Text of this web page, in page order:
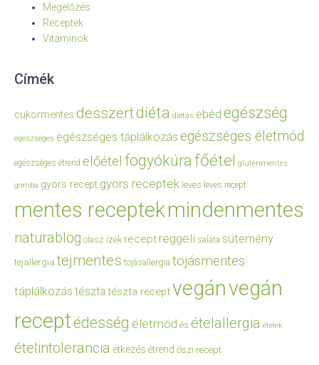
Megelőzés
Receptek
Vitaminok
Címék
cukormentes desszertdiéta diétás ebéd egészség
egészséges egészséges táplálkozás egészséges életmód
egészséges étrend előétel fogyókúrafőétel gluténmentes
gomba gyors recept gyors receptek leves leves recept
mentes receptekmindenmentes
naturablog olasz ízek recept reggeli saláta sütemény
tejallergia tejmentes tojásallergia tojásmentes
táplálkozás tészta tészta receptvegánvegán
receptédesség életmód és ételallergia ételek
ételintolerancia étkezés étrend őszi recept